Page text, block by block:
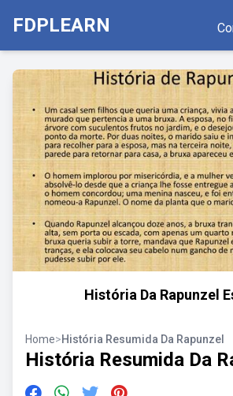
FDPLEARN
História Da Rapunzel
Home>História Resumida Da Rapunzel
História Resumida Da